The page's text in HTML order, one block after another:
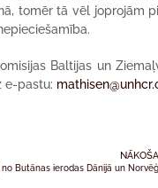
tomēr tā vēl joprojām
Baltijas un
e-pastu:
no Butānas ierodas Dānijā un